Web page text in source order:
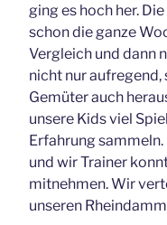
ging es hoch her.
schon die ganze
Vergleich und dann
nicht nur
Gemüter auch
unsere Kids viel
Erfahrung
und wir Trainer
mitnehmen. Wir
unseren